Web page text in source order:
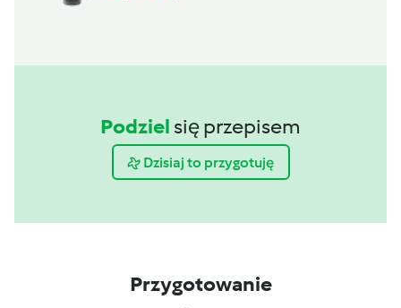
Podziel się przepisem
Dzisiaj to przygotuję
Przygotowanie